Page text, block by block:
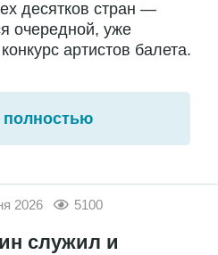
десятков стран —
очередной, уже
артистов балета.
полностью
2026 5100
служил и